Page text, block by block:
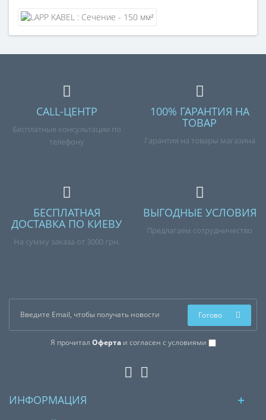
4
Маркировка
CALL-ЦЕНТР
Бесплатные консультации по
телефону
100% ГАРАНТИЯ НА
ТОВАР
Гарантия на товары магазина
БЕСПЛАТНАЯ
ДОСТАВКА ПО КИЕВУ
На сумму заказа от 3000 грн.
ВЫГОДНЫЕ УСЛОВИЯ
Предлагаем сотрудничество
Я прочитал Офертаи согласен с условиями
Готово
ИНФОРМАЦИЯ